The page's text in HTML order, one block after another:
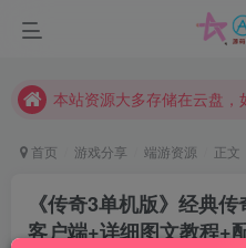
请勿相信任何评论区广告
首页 游戏分享 端游资源 正文
《传奇3单机版》经典
客户端+详细图文教程+